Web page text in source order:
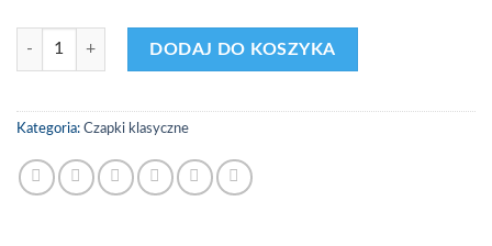
ilość Czapka Orzeł Łódź - Kibice
DODAJ DO KOSZYKA
Kategoria: Czapki klasyczne